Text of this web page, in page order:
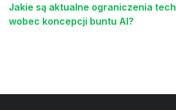
Jakie są aktualne ograniczenia
wobec koncepcji buntu AI?